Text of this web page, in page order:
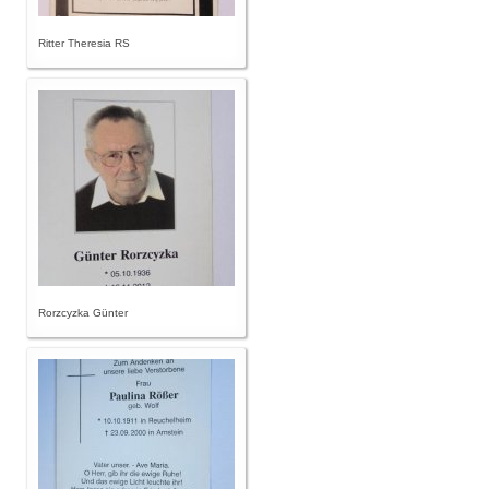
Ritter Theresia RS
Rorzcyzka Günter